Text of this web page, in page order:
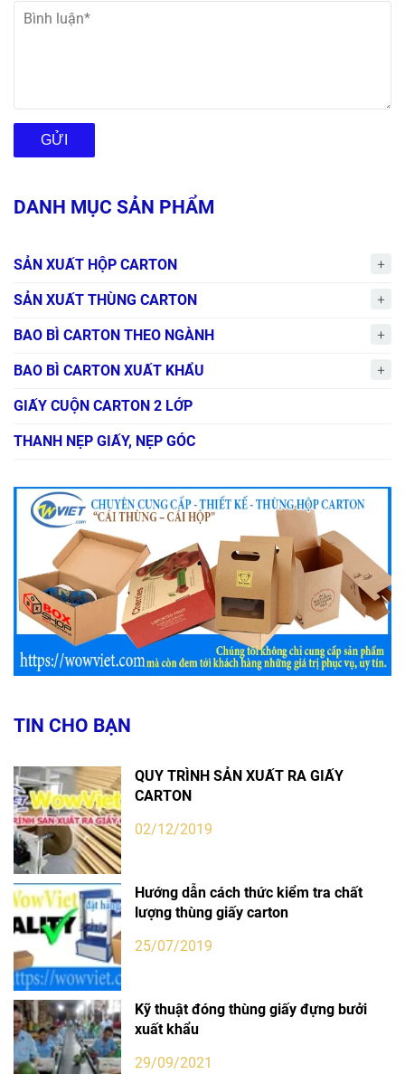
GỬI
DANH MỤC SẢN PHẨM
SẢN XUẤT HỘP CARTON
SẢN XUẤT THÙNG CARTON
BAO BÌ CARTON THEO NGÀNH
BAO BÌ CARTON XUẤT KHẨU
GIẤY CUỘN CARTON 2 LỚP
THANH NẸP GIẤY, NẸP GÓC
TIN CHO BẠN
QUY TRÌNH SẢN XUẤT RA GIẤY
CARTON
02/12/2019
Hướng dẫn cách thức kiểm tra chất
lượng thùng giấy carton
25/07/2019
Kỹ thuật đóng thùng giấy đựng bưởi
xuất khẩu
29/09/2021